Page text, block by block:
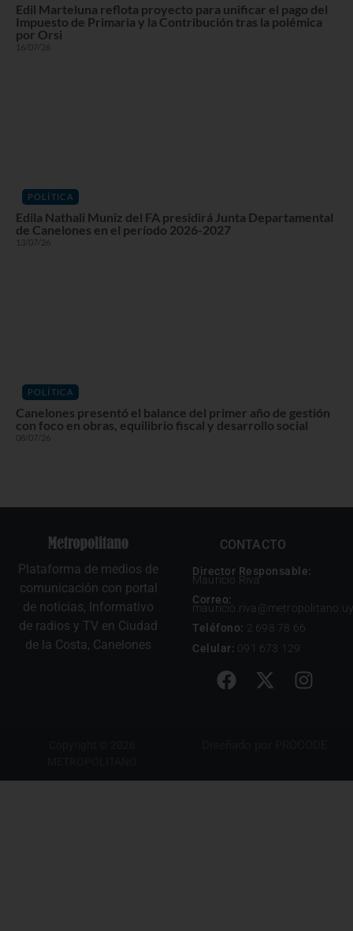
Edil Marteluna reflota proyecto para unificar el pago del
Impuesto de Primaria y la Contribución tras la polémica
por Orsi
16/07/26
POLÍTICA
Edila Nathali Muniz del FA presidirá Junta Departamental
de Canelones en el período 2026-2027
13/07/26
POLÍTICA
Canelones presentó el balance del primer año de gestión
con foco en obras, equilibrio fiscal y desarrollo social
08/07/26
Plataforma de medios de
comunicación con portal
de noticias, Informativo
de radios y TV en Ciudad
de la Costa, Canelones
CONTACTO
Director Responsable:
Mauricio Riva
Correo:
mauricio.riva@metropolitano.uy
Teléfono: 2 698 78 66
Celular: 091 673 129